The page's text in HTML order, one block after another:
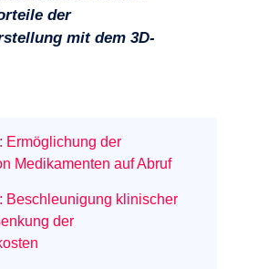
der
mit dem 3D-
Ermöglichung der
Medikamenten auf Abruf
Beschleunigung klinischer
der